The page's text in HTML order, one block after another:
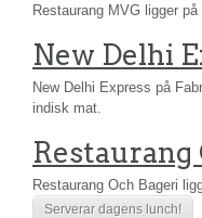
Restaurang MVG ligger
New Delhi
New Delhi Express på
indisk mat.
Restaurang
Restaurang Och Bageri
Serverar dagens lunch!